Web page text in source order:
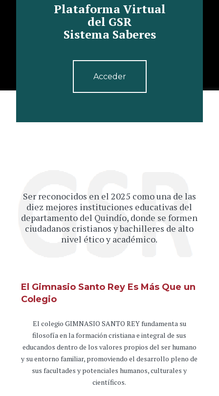
Plataforma Virtual
del GSR
Sistema Saberes
Acceder
Ser reconocidos en el 2025 como una de las
diez mejores instituciones educativas del
departamento del Quindío, donde se formen
ciudadanos cristianos y bachilleres de alto
nivel ético y académico.
El Gimnasio Santo Rey Es Más Que un
Colegio
El colegio GIMNASIO SANTO REY fundamenta su
filosofía en la formación cristiana e integral de sus
educandos dentro de los valores propios del ser humano
y su entorno familiar, promoviendo el desarrollo pleno de
sus facultades y potenciales humanos, culturales y
científicos.